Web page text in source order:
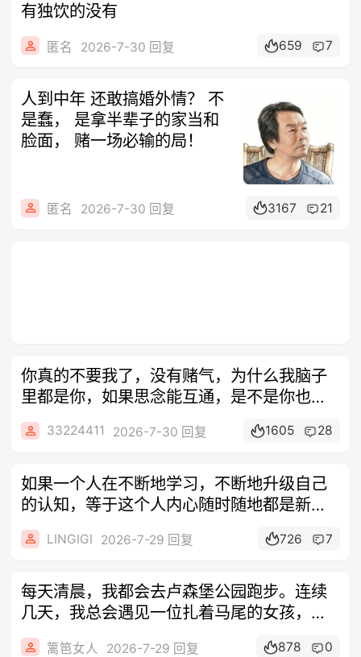
有独饮的没有
匿名 2026-7-30 回复 659 7
人到中年 还敢搞婚外情？ 不
是蠢， 是拿半辈子的家当和
脸面， 赌一场必输的局！
匿名 2026-7-30 回复 3167 21
你真的不要我了，没有赌气，为什么我脑子
里都是你，如果思念能互通，是不是你也在
想我
33224411 2026-7-30 回复 1605 28
如果一个人在不断地学习，不断地升级自己
的认知，等于这个人内心随时随地都是新
的。内
LINGIGI 2026-7-29 回复 726 7
每天清晨，我都会去卢森堡公园跑步。连续
几天，我总会遇见一位扎着马尾的女孩，她
的跑
篱笆女人 2026-7-29 回复 878 0